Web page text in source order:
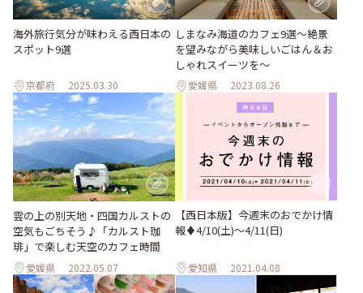
海外旅行気分が味わえる西日本の
スポット9選
京都府 2025.03.30
しまなみ海道のカフェ9選〜絶景
を望みながら美味しいごはん＆お
しゃれスイーツを〜
愛媛県 2023.08.26
雲の上の別天地・四国カルストの
空気もごちそう♪「カルスト珈
琲」で楽しむ天空のカフェ時間
愛媛県 2022.05.07
【西日本版】今週末のおでかけ情
報♦︎4/10(土)〜4/11(日)
愛知県 2021.04.08